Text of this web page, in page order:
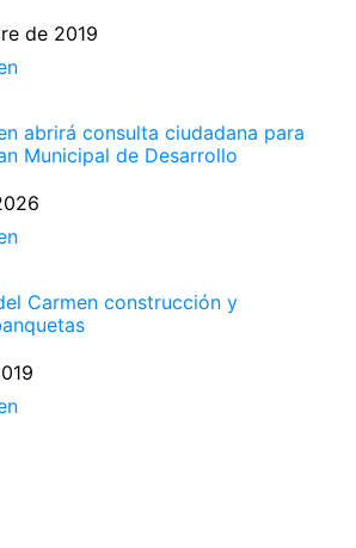
de 2019
abrirá consulta ciudadana para
Municipal de Desarrollo
Carmen construcción y